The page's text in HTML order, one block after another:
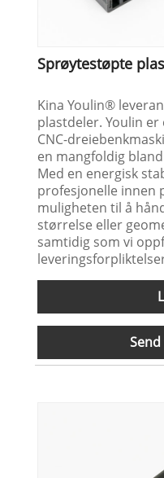
Sprøytestøpte
Kina Youlin®
plastdeler. Youlin
CNC-
en mangfoldig
Med en energisk
profesjonelle innen
muligheten til å
størrelse eller
samtidig som vi